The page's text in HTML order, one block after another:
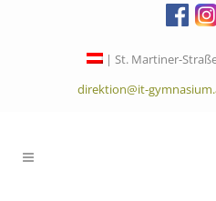
| St. Martiner-
direktion@it-